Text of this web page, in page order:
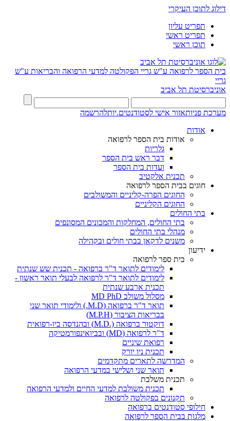
דילוג לתוכן העיקרי
תפריט עליון
תפריט ראשי
תוכן ראשי
בית הספר לרפואה ע"ש גריי הפקולטה למדעי הרפואה והבריאות ע"ש
גריי
אוניברסיטת תל אביב
מערכת פניותאזור אישי לסטודנטים.יותלהרשמה
אודות
אודות בית הספר לרפואה
גלריות
דבר ראש בית הספר
ועדות בית הספר
תכנית אלקטיב
חוגים בבית הספר לרפואה
החוגים הפרה-קליניים והמשולבים
החוגים הקליניים
בתי החולים
בתי החולים, המחלקות והמכונים המסונפים
מנהלי בתי החולים
משנים לדקאן בבתי חולים ובקהילה
ידיעון
בית ספר לרפואה
לימודים לתואר ד"ר ברפואה - תכנית שש שנתית
לימודים לתואר ד"ר לרפואה לבעלי תואר ראשון -
תכנית ארבע שנתית
מסלול משולב MD PhD
תואר ד"ר ברפואה (M.D.) ולימודי תואר שני
בבריאות הציבור (M.P.H)
דוקטור ברפואה (.M.D) ובהנדסה ביו-רפואית
ד"ר לרפואה (MD) ובביואינפורמטיקה
רפואת שיניים
תכנית ניו יורק
המדרשה לתארים מתקדמים
תואר שני ושלישי במדעי הרפואה
תכנית משלבת
תכנית משולבת למדעי החיים ולמדעי הרפואה
תקנונים בפקולטה לרפואה
חילופי סטודנטים ברפואה
מלגות בבית הספר לרפואה